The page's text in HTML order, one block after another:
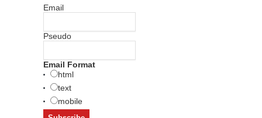
Email
Pseudo
Email Format
html
text
mobile